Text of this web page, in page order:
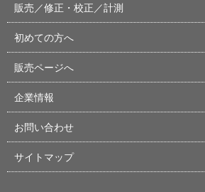
販売／修正・校正／計測
初めての方へ
販売ページへ
企業情報
お問い合わせ
サイトマップ